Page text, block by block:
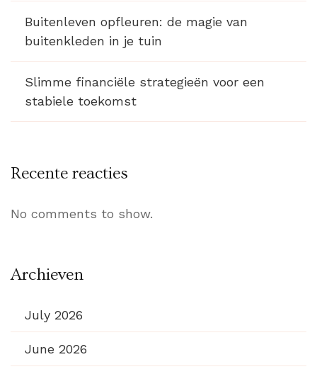
Buitenleven opfleuren: de magie van
buitenkleden in je tuin
Slimme financiële strategieën voor een
stabiele toekomst
Recente reacties
No comments to show.
Archieven
July 2026
June 2026